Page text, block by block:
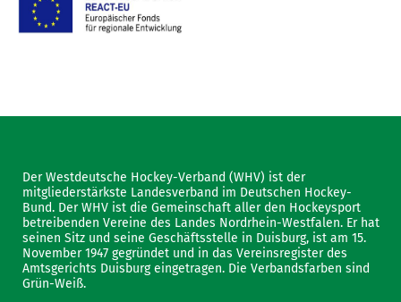
Der Westdeutsche Hockey-Verband (WHV) ist der
mitgliederstärkste Landesverband im Deutschen Hockey-
Bund. Der WHV ist die Gemeinschaft aller den Hockeysport
betreibenden Vereine des Landes Nordrhein-Westfalen. Er hat
seinen Sitz und seine Geschäftsstelle in Duisburg, ist am 15.
November 1947 gegründet und in das Vereinsregister des
Amtsgerichts Duisburg eingetragen. Die Verbandsfarben sind
Grün-Weiß.